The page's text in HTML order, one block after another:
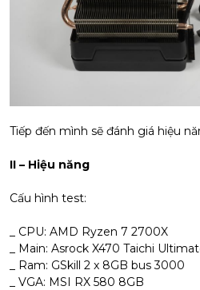
Tiếp đến mình sẽ đánh giá hiệu
II – Hiệu năng
Cấu hình test:
_ CPU: AMD Ryzen 7 2700X
_ Main: Asrock X470 Taichi
_ Ram: GSkill 2 x 8GB bus 3000
_ VGA: MSI RX 580 8GB